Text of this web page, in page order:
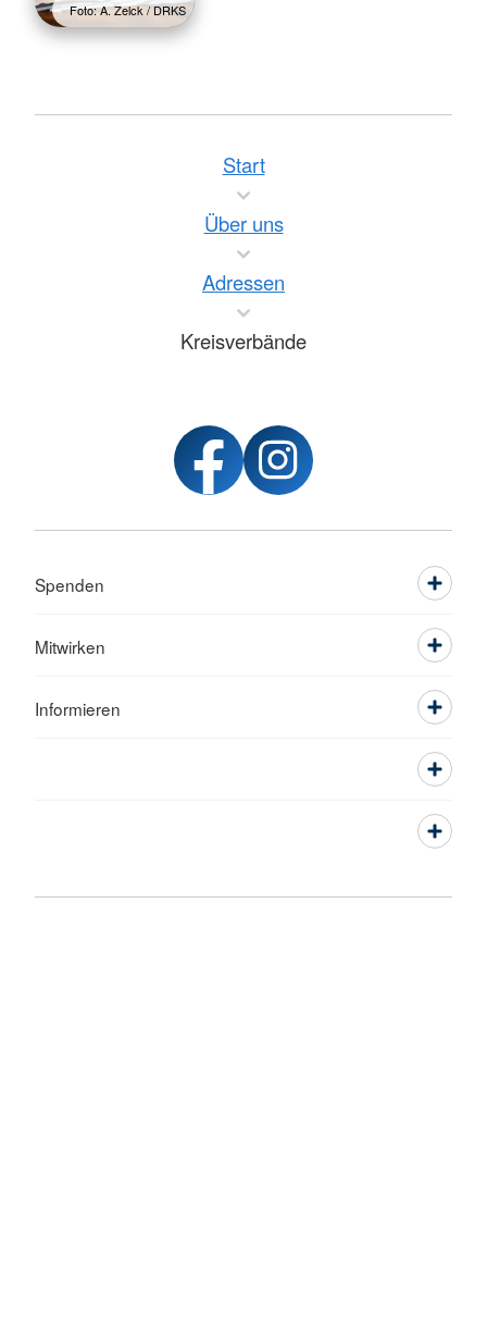
Foto: A. Zelck / DRKS
Start
Über uns
Adressen
Kreisverbände
Spenden
Mitwirken
Informieren